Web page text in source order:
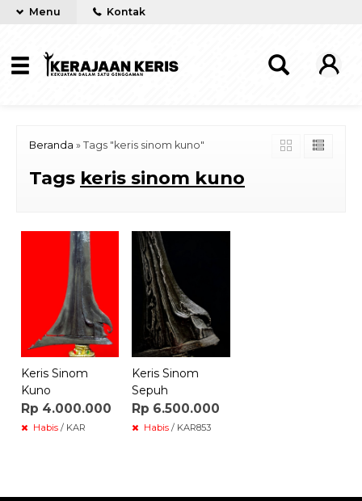
Menu Kontak
Beranda » Tags "keris sinom kuno"
Tags keris sinom kuno
Keris Sinom
Kuno
Rp 4.000.000
Habis / KAR
Keris Sinom
Sepuh
Rp 6.500.000
Habis / KAR853